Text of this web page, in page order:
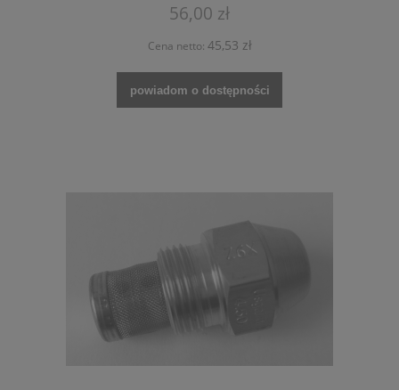
56,00 zł
Cena netto: 45,53 zł
powiadom o dostępności